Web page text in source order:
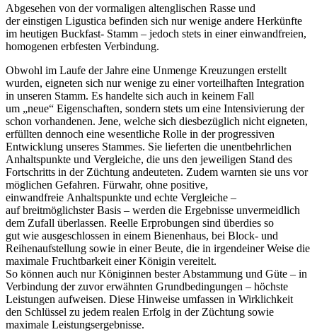
Abgesehen von der vormaligen altenglischen Rasse und
der einstigen Ligustica befinden sich nur wenige andere Herkünfte
im heutigen Buckfast- Stamm – jedoch stets in einer einwandfreien,
homogenen erbfesten Verbindung.
Obwohl im Laufe der Jahre eine Unmenge Kreuzungen erstellt
wurden, eigneten sich nur wenige zu einer vorteilhaften Integration
in unseren Stamm. Es handelte sich auch in keinem Fall
um „neue“ Eigenschaften, sondern stets um eine Intensivierung der
schon vorhandenen. Jene, welche sich diesbezüglich nicht eigneten,
erfüllten dennoch eine wesentliche Rolle in der progressiven
Entwicklung unseres Stammes. Sie lieferten die unentbehrlichen
Anhaltspunkte und Vergleiche, die uns den jeweiligen Stand des
Fortschritts in der Züchtung andeuteten. Zudem warnten sie uns vor
möglichen Gefahren. Fürwahr, ohne positive,
einwandfreie Anhaltspunkte und echte Vergleiche –
auf breitmöglichster Basis – werden die Ergebnisse unvermeidlich
dem Zufall überlassen. Reelle Erprobungen sind überdies so
gut wie ausgeschlossen in einem Bienenhaus, bei Block- und
Reihenaufstellung sowie in einer Beute, die in irgendeiner Weise die
maximale Fruchtbarkeit einer Königin vereitelt.
So können auch nur Königinnen bester Abstammung und Güte – in
Verbindung der zuvor erwähnten Grundbedingungen – höchste
Leistungen aufweisen. Diese Hinweise umfassen in Wirklichkeit
den Schlüssel zu jedem realen Erfolg in der Züchtung sowie
maximale Leistungsergebnisse.